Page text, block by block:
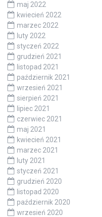
maj 2022
kwiecień 2022
marzec 2022
luty 2022
styczeń 2022
grudzień 2021
listopad 2021
październik 2021
wrzesień 2021
sierpień 2021
lipiec 2021
czerwiec 2021
maj 2021
kwiecień 2021
marzec 2021
luty 2021
styczeń 2021
grudzień 2020
listopad 2020
październik 2020
wrzesień 2020